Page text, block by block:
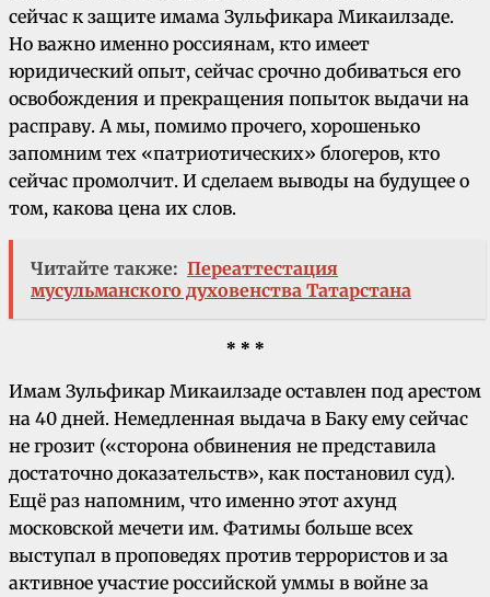
сейчас к защите имама Зульфикара Микаилзаде.
Но важно именно россиянам, кто имеет
юридический опыт, сейчас срочно добиваться его
освобождения и прекращения попыток выдачи на
расправу. А мы, помимо прочего, хорошенько
запомним тех «патриотических» блогеров, кто
сейчас промолчит. И сделаем выводы на будущее о
том, какова цена их слов.
Читайте также: Переаттестация
мусульманского духовенства Татарстана
* * *
Имам Зульфикар Микаилзаде оставлен под арестом
на 40 дней. Немедленная выдача в Баку ему сейчас
не грозит («сторона обвинения не представила
достаточно доказательств», как постановил суд).
Ещё раз напомним, что именно этот ахунд
московской мечети им. Фатимы больше всех
выступал в проповедях против террористов и за
активное участие российской уммы в войне за